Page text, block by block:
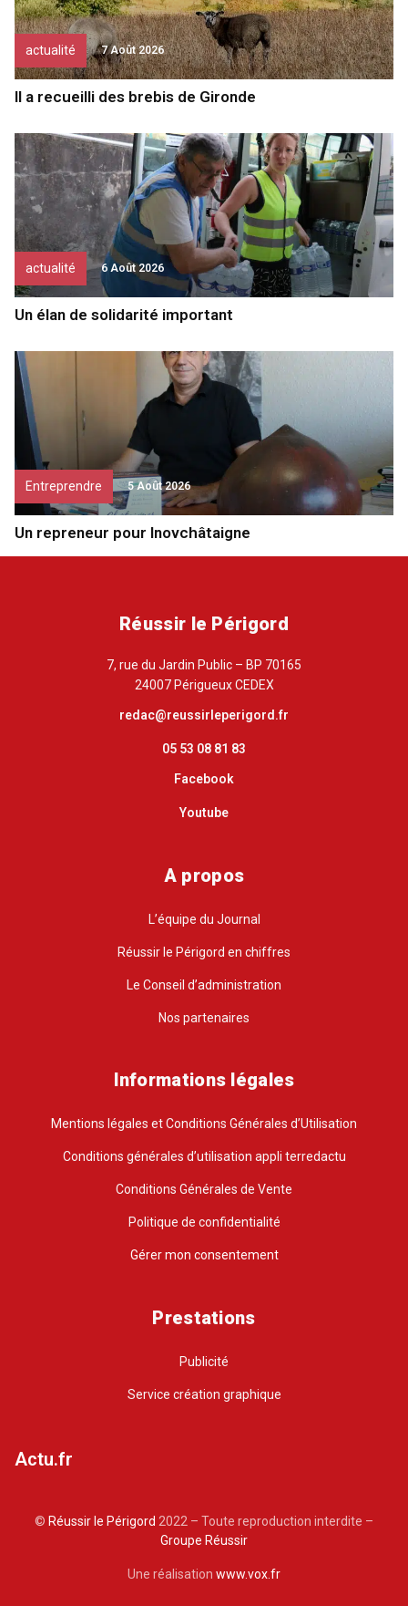
actualité 7 Août 2026
Il a recueilli des brebis de Gironde
actualité 6 Août 2026
Un élan de solidarité important
Entreprendre 5 Août 2026
Un repreneur pour Inovchâtaigne
Réussir le Périgord
7, rue du Jardin Public – BP 70165
24007 Périgueux CEDEX
redac@reussirleperigord.fr
05 53 08 81 83
Facebook
Youtube
A propos
L’équipe du Journal
Réussir le Périgord en chiffres
Le Conseil d’administration
Nos partenaires
Informations légales
Mentions légales et Conditions Générales d’Utilisation
Conditions générales d’utilisation appli terredactu
Conditions Générales de Vente
Politique de confidentialité
Gérer mon consentement
Prestations
Publicité
Service création graphique
Actu.fr
© Réussir le Périgord 2022 – Toute reproduction interdite –
Groupe Réussir
Une réalisation www.vox.fr